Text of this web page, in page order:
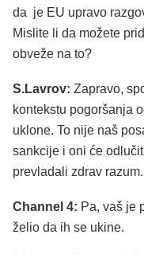
da je EU upravo
Mislite li da možete
obveže na to?
S.Lavrov: Zapravo,
kontekstu pogoršanja
uklone. To nije naš
sankcije i oni će
prevladali zdrav razum.
Channel 4: Pa, vaš je
želio da ih se ukine.